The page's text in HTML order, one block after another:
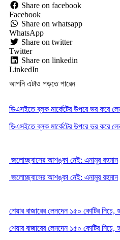
Share on facebook
Facebook
Share on whatsapp
WhatsApp
Share on twitter
Twitter
Share on linkedin
LinkedIn
আপনি এটাও পড়তে পারেন
ডিএসইতে ব্লক মার্কেটের উপরে ভর করে
ডিএসইতে ব্লক মার্কেটের উপরে ভর করে
জলোচ্ছ্বাসের আশঙ্কা নেই: এনামুর রহমান
জলোচ্ছ্বাসের আশঙ্কা নেই: এনামুর রহমান
শেয়ার বাজারের লেনদেন ১৫০ কোটির নিচে,
শেয়ার বাজারের লেনদেন ১৫০ কোটির নিচে,